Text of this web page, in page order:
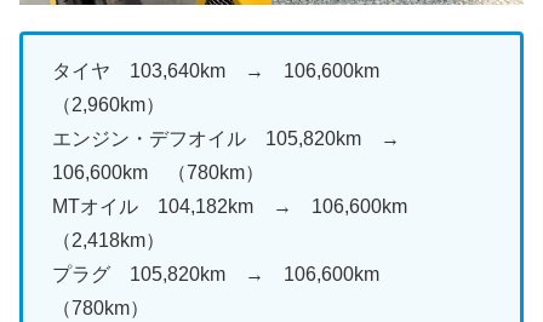
タイヤ 103,640km → 106,600km
（2,960km）
エンジン・デフオイル 105,820km →
106,600km （780km）
MTオイル 104,182km → 106,600km
（2,418km）
プラグ 105,820km → 106,600km
（780km）